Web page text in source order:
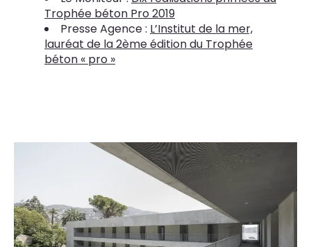
Trophée béton Pro 2019
Presse Agence : L’Institut de la mer,
lauréat de la 2ème édition du Trophée
béton « pro »